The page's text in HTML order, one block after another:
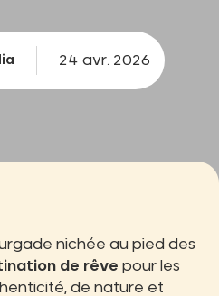
24 avr. 2026
nichée au pied des
de rêve pour les
de nature et